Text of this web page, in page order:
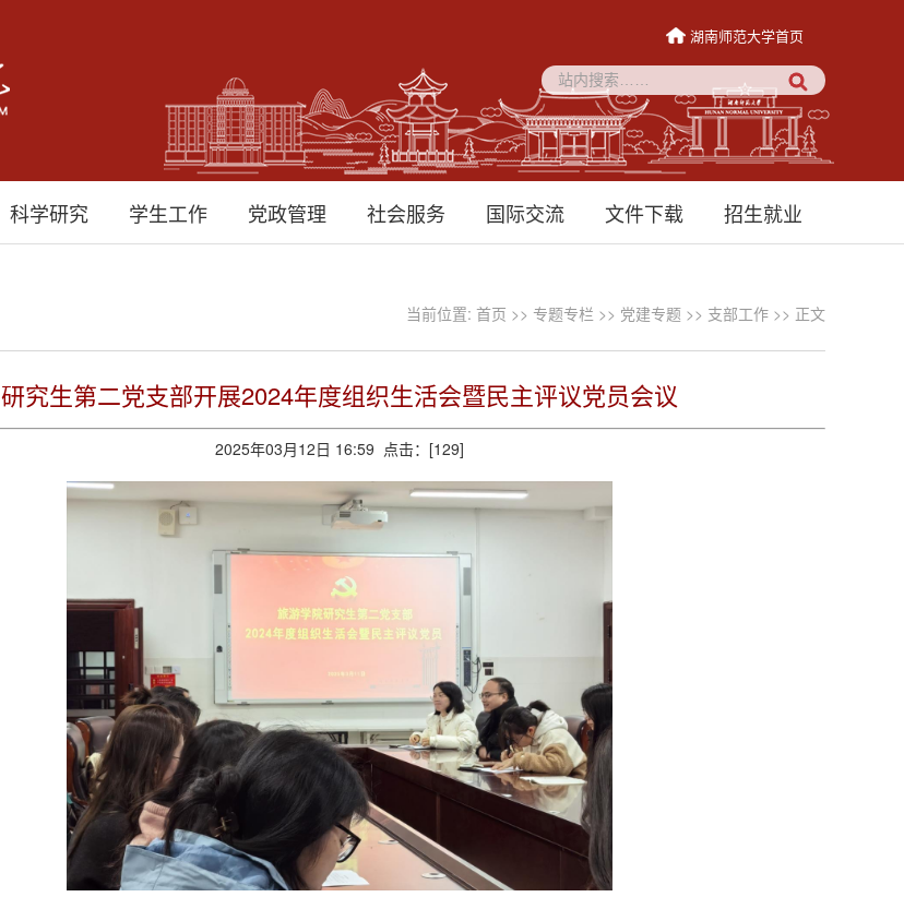
湖南师范大学首页
科学研究 学生工作 党政管理 社会服务 国际交流 文件下载 招生就业
当前位置: 首页 >> 专题专栏 >> 党建专题 >> 支部工作 >> 正文
研究生第二党支部开展2024年度组织生活会暨民主评议党员会议
2025年03月12日 16:59 点击：[129]